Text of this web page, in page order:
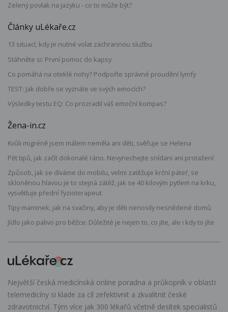
Zelený povlak na jazyku - co to může být?
Články uLékaře.cz
13 situací, kdy je nutné volat záchrannou službu
Stáhněte si: První pomoc do kapsy
Co pomáhá na oteklé nohy? Podpořte správné proudění lymfy
TEST: Jak dobře se vyznáte ve svých emocích?
Výsledky testu EQ: Co prozradil váš emoční kompas?
Žena-in.cz
Kvůli migréně jsem málem neměla ani děti, svěřuje se Helena
Pět tipů, jak začít dokonalé ráno. Nevynechejte snídani ani protažení
Způsob, jak se díváme do mobilu, velmi zatěžuje krční páteř, se
skloněnou hlavou je to stejná zátěž, jak se 40 kilovým pytlem na krku,
vysvětluje přední fyzioterapeut
Tipy maminek, jak na svačiny, aby je děti nenosily nesnědené domů
Jídlo jako palivo pro běžce: Důležité je nejen to, co jíte, ale i kdy to jíte
Největší česká medicínská online poradna a průkopník v oblasti
telemedicíny si klade za cíl zefektivnit a zkvalitnit české
zdravotnictví. Tým více jak 300 lékařů včetně desítek specialistů